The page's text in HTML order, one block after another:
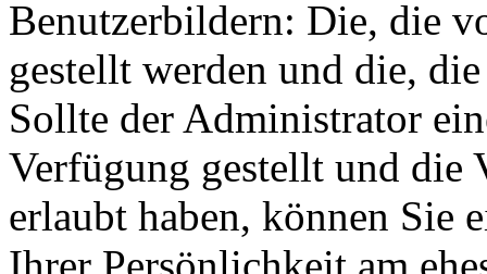
Benutzerbildern: Die, die
gestellt werden und die,
Sollte der Administrator
Verfügung gestellt und die
erlaubt haben, können Sie